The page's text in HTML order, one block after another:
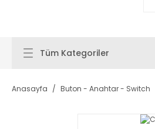
Tüm Kategoriler
Anasayfa Buton - Anahtar - Switch